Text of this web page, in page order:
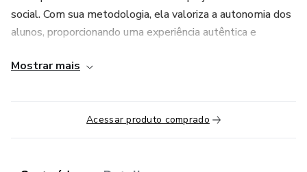
social. Com sua metodologia, ela valoriza a autonomia dos
alunos, proporcionando uma experiência autêntica e
para você assistir quantas vezes quiser!
Ao se tornar aluno(a) da Lulu, você irá desenvolver não
Mostrar mais
Acessar produto comprado